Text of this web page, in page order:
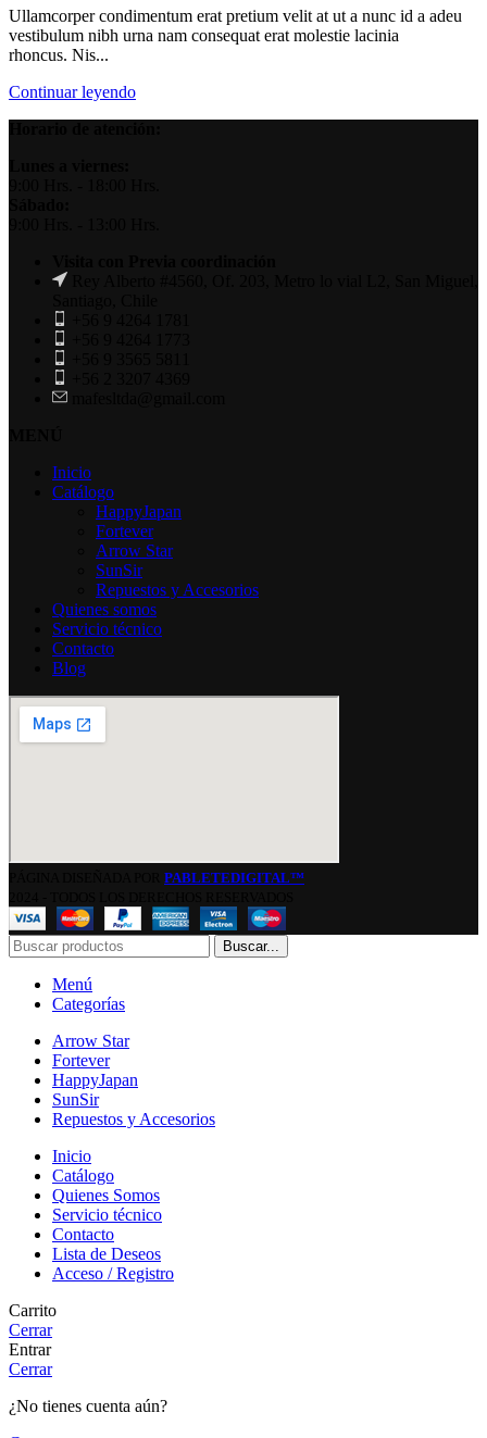
Ullamcorper condimentum erat pretium velit at ut a nunc id a adeu
vestibulum nibh urna nam consequat erat molestie lacinia
rhoncus. Nis...
Continuar leyendo
Inicio
Catálogo
HappyJapan
Fortever
Arrow Star
SunSir
Repuestos y Accesorios
Quienes somos
Servicio técnico
Contacto
Blog
PABLETEDIGITAL™
Buscar...
Menú
Categorías
Arrow Star
Fortever
HappyJapan
SunSir
Repuestos y Accesorios
Inicio
Catálogo
Quienes Somos
Servicio técnico
Contacto
Lista de Deseos
Acceso / Registro
Carrito
Cerrar
Entrar
Cerrar
¿No tienes cuenta aún?